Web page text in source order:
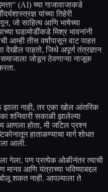
(AI) च्या गाजावाजाकडे
यांच्या तिहेरी
जो साहित्य आणि भाषेच्या
घडामोडींकडे मिश्र भावनांनी
आम्ही तीस वर्षांपासून वाट पाहत
देखील पाहतो, जिथे अपूर्ण तंत्रज्ञान
जोडून ठेवणाऱ्या नाजूक
झाला नाही, तर एका खोल आंतरिक
शनिवारी सकाळी झालेल्या
आणला होता, मी जटिल प्रश्न
हाताळण्याचा मार्ग शोधत
आली.
गेला, पण प्रत्येक ओळीनंतर त्याची
आणि यंत्राच्या भविष्याबद्दल
शकत नाही. आपल्याला ते